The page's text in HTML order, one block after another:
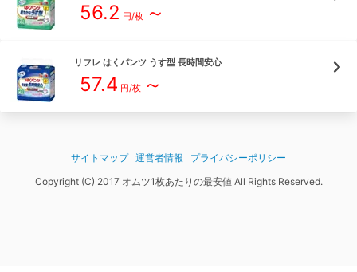
56.2 円/枚 ～
リフレ はくパンツ うす型 長時間安心
57.4 円/枚 ～
サイトマップ 運営者情報
プライバシーポリシー
Copyright (C) 2017 オムツ1枚あたりの最安値 All Rights Reserved.